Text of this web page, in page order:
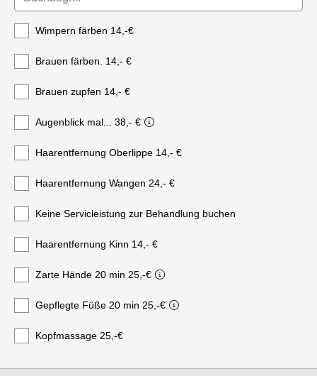
Wimpern färben 14,-€
Brauen färben. 14,- €
Brauen zupfen 14,- €
Augenblick mal... 38,- €
Haarentfernung Oberlippe 14,- €
Haarentfernung Wangen 24,- €
Keine Servicleistung zur Behandlung buchen
Haarentfernung Kinn 14,- €
Zarte Hände 20 min 25,-€
Gepflegte Füße 20 min 25,-€
Kopfmassage 25,-€